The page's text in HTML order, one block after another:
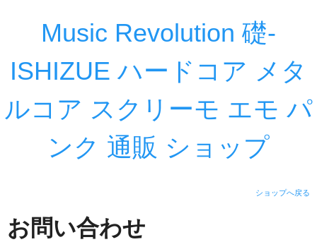
Music Revolution 礎-
ISHIZUE ハードコア メタ
ルコア スクリーモ エモ パ
ンク 通販 ショップ
ショップへ戻る
お問い合わせ